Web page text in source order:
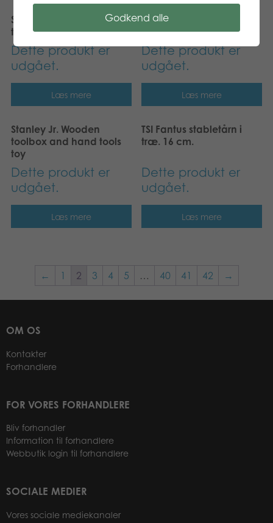
Stanley Jr. Wooden drill
toy
Dette produkt er
udgået.
Læs mere
Stanley Jr. Wooden circle
saw toy
Dette produkt er
udgået.
Læs mere
Stanley Jr. Wooden
toolbox and hand tools
toy
Dette produkt er
udgået.
Læs mere
TSI Fantus stabletårn i
træ. 16 cm.
Dette produkt er
udgået.
Læs mere
← 1 2 3 4 5 … 40 41 42 →
OM OS
Kontakter
Forhandlere
FOR VORES FORHANDLERE
Bliv forhandler
Information til forhandlere
Webbutik login til forhandlere
SOCIALE MEDIER
Vores sociale mediekanaler
Godkend alle